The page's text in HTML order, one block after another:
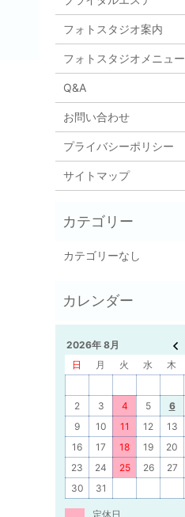
フォトスタジオ案内
フォトスタジオメニュー
Q&A
お問い合わせ
プライバシーポリシー
サイトマップ
カテゴリーなし
2026年 8月
日
月 火 水 木
2
3 4 5 6
9
10 11 12 13
16
17 18 19 20
23
24 25 26 27
30
31
定休日